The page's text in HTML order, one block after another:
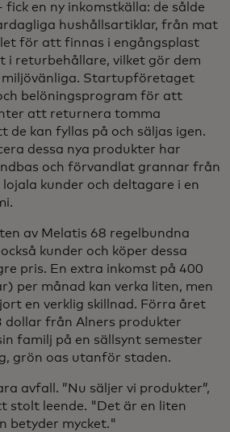
fick en ny inkomstkälla: de sålde
hushållsartiklar, från mat
för att finnas i engångsplast
i returbehållare, vilket gör dem
miljövänliga. Startupföretaget
belöningsprogram för att
att returnera tomma
de kan fyllas på och säljas igen.
dessa nya produkter har
och förvandlat grannar från
kunder och deltagare i en
av Melatis 68 regelbundna
kunder och köper dessa
pris. En extra inkomst på 400
per månad kan verka liten, men
en verklig skillnad. Förra året
dollar från Alners produkter
familj på en sällsynt semester
grön oas utanför staden.
avfall. ”Nu säljer vi produkter”,
stolt leende. "Det är en liten
betyder mycket."